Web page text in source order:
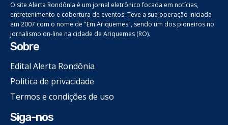
O site Alerta Rondônia é um jornal eletrônico focada em notícias,
entretenimento e cobertura de eventos. Teve a sua operação iniciada
em 2007 com o nome de "Em Ariquemes", sendo um dos pioneiros no
jornalismo on-line na cidade de Ariquemes (RO).
Sobre
Edital Alerta Rondônia
Politica de privacidade
Termos e condições de uso
Siga-nos